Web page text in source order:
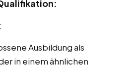
:
Ausbildung als
in einem ähnlichen